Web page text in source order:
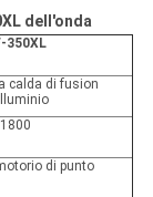
dell'onda
350XL
calda di fusion
1800
di punto